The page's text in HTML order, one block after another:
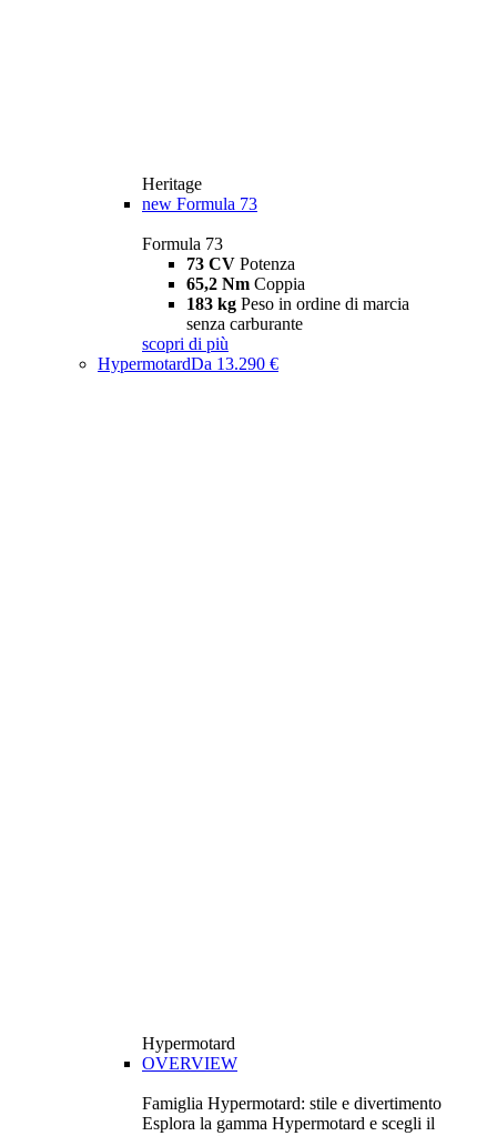
Heritage
new Formula 73
Formula 73
73 CV Potenza
65,2 Nm Coppia
183 kg Peso in ordine di marcia
senza carburante
scopri di più
HypermotardDa 13.290 €
Hypermotard
OVERVIEW
Famiglia Hypermotard: stile e divertimento
Esplora la gamma Hypermotard e scegli il